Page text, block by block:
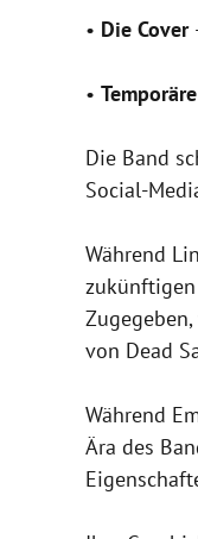
• Die Cover
•
Die Band
Social-
Während
zukünftigen
von Dead
Während
Ära des